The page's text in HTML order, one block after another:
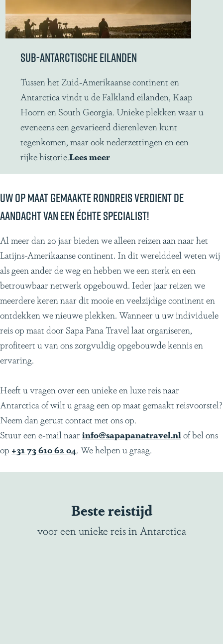
i
g
e
s
c
h
e
p
e
n
SUB-ANTARCTISCHE EILANDEN
S
u
b
-
A
n
t
r
c
i
s
c
h
e
e
i
l
a
d
e
n
Tussen het Zuid-Amerikaanse continent en
Antarctica vindt u de Falkland eilanden, Kaap
Hoorn en South Georgia. Unieke plekken waar u
eveneens een gevarieerd dierenleven kunt
tegenkomen, maar ook nederzettingen en een
rijke historie.Lees meer
Uw op maat gemaakte rondreis verdient de
aandacht van een échte specialist!
Al meer dan 20 jaar bieden we alleen reizen aan naar het
Latijns-Amerikaanse continent. In dit werelddeel weten wij
als geen ander de weg en hebben we een sterk en een
betrouwbaar netwerk opgebouwd. Ieder jaar reizen we
meerdere keren naar dit mooie en veelzijdige continent en
ontdekken we nieuwe plekken. Wanneer u uw individuele
reis op maat door Sapa Pana Travel laat organiseren,
profiteert u van ons zorgvuldig opgebouwde kennis en
ervaring.
Heeft u vragen over een unieke en luxe reis naar
Antarctica of wilt u graag een op maat gemaakt reisvoorstel?
Neem dan gerust contact met ons op.
Stuur een e-mail naarinfo@sapapanatravel.nlof bel ons
op +31 73 610 62 04. We helpen u graag.
Beste reistijd
voor een unieke reis in Antarctica